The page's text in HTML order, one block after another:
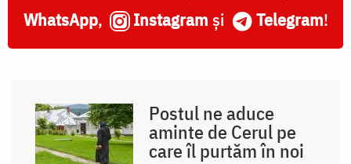
WhatsApp, Instagram și Telegram!
Postul ne aduce
aminte de Cerul pe
care îl purtăm în noi